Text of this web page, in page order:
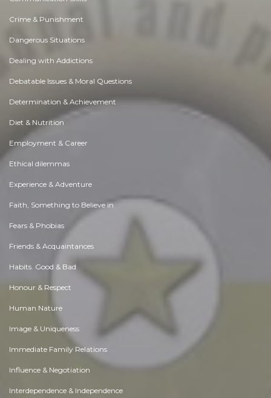
Crime & Punishment
Dangerous Situations
Dealing with Addictions
Debatable Issues & Moral Questions
Determination & Achievement
Diet & Nutrition
Employment & Career
Ethical dilemmas
Experience & Adventure
Faith, Something to Believe in
Fears & Phobias
Friends & Acquaintances
Habits. Good & Bad
Honour & Respect
Human Nature
Image & Uniqueness
Immediate Family Relations
Influence & Negotiation
Interdependence & Independence